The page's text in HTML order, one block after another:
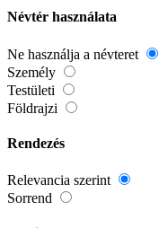
Névtér használata
Ne használja a névteret
Személy
Testületi
Földrajzi
Rendezés
Relevancia szerint
Sorrend